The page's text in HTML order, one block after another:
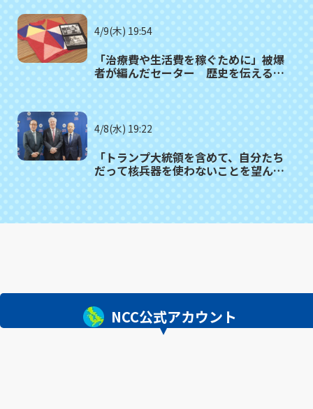
4/9(木) 19:54
「治療費や生活費を稼ぐために」被爆
者が編んだセーター 歴史を伝える資
4/8(水) 19:22
「トランプ大統領を含めて、自分たち
だって核兵器を使わないことを望んで
NCC公式アカウント